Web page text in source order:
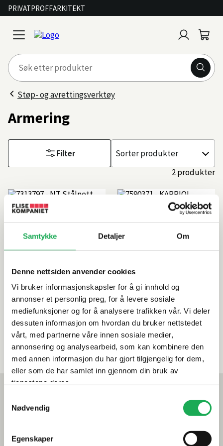
Samtykke Detaljer Om
Denne nettsiden anvender cookies
Vi bruker informasjonskapsler for å gi innhold og
annonser et personlig preg, for å levere sosiale
mediefunksjoner og for å analysere trafikken vår. Vi deler
dessuten informasjon om hvordan du bruker nettstedet
vårt, med partnerne våre innen sosiale medier,
annonsering og analysearbeid, som kan kombinere den
med annen informasjon du har gjort tilgjengelig for dem,
eller som de har samlet inn gjennom din bruk av
tjenestene deres.
Nødvendig
Egenskaper
PRIVATPROFFARKITEKT
open
menu
inn
Støp- og avrettingsverktøy
Armering
Filter
Sorter
etter
2 produkter
Stålnett (armering)
77 x 117 cm, lukket
NORDIC TOOLS
99,–
På nettlager: 88
På lager i 16 butikker
Boltekutter
(armeringssaks) 210
mm Soft Grip
KAPRIOL
279,–
Bestillingsvare
På lager i 12 butikker
Mest lest akkurat nå
Årets flis hos Flisekompaniet